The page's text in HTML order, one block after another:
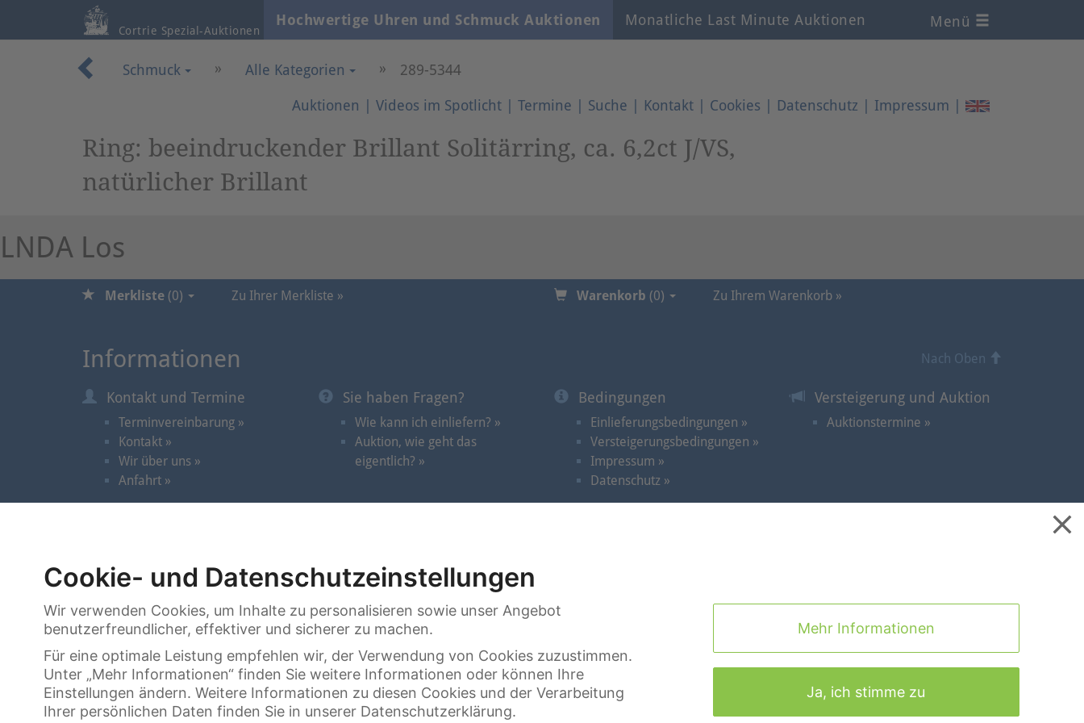
Cortrie Spezial-Auktionen
Hochwertige Uhren und Schmuck Auktionen Monatliche Last Minute Auktionen Menü
Schmuck » Alle Kategorien » 289-5344
Auktionen | Videos im Spotlicht | Termine | Suche | Kontakt | Cookies | Datenschutz | Impressum |
Ring: beeindruckender Brillant Solitärring, ca. 6,2ct J/VS,
natürlicher Brillant
LNDA Los
Merkliste (0) Zu Ihrer Merkliste » Warenkorb (0) Zu Ihrem Warenkorb »
Informationen Nach Oben
Kontakt und Termine
Terminvereinbarung »
Kontakt »
Wir über uns »
Anfahrt »
Sie haben Fragen?
Wie kann ich einliefern? »
Auktion, wie geht das
eigentlich? »
Bedingungen
Einlieferungsbedingungen »
Versteigerungsbedingungen »
Impressum »
Datenschutz »
Versteigerung und Auktion
Auktionstermine »
Uhren » Schmuck »
Nach Oben
Cookie- und Datenschutzeinstellungen
Wir verwenden Cookies, um Inhalte zu personalisieren sowie unser Angebot
benutzerfreundlicher, effektiver und sicherer zu machen.
Für eine optimale Leistung empfehlen wir, der Verwendung von Cookies zuzustimmen.
Unter „Mehr Informationen“ finden Sie weitere Informationen oder können Ihre
Einstellungen ändern. Weitere Informationen zu diesen Cookies und der Verarbeitung
Ihrer persönlichen Daten finden Sie in unserer Datenschutzerklärung.
Mehr Informationen
Ja, ich stimme zu